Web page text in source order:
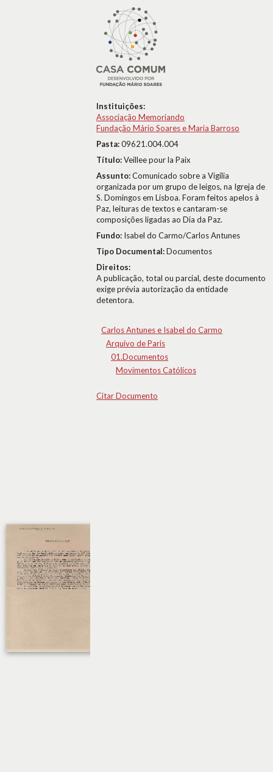
Instituições:
Associação Memoriando
Fundação Mário Soares e Maria Barroso
Pasta:09621.004.004
Título:Veillee pour la Paix
Assunto:Comunicado sobre a Vigília
organizada por um grupo de leigos, na Igreja de
S. Domingos em Lisboa. Foram feitos apelos à
Paz, leituras de textos e cantaram-se
composições ligadas ao Dia da Paz.
Fundo: Isabel do Carmo/Carlos Antunes
Tipo Documental:Documentos
Direitos:
A publicação, total ou parcial, deste documento
exige prévia autorização da entidade
detentora.
Carlos Antunes e Isabel do Carmo
Arquivo de Paris
01.Documentos
Movimentos Católicos
Citar Documento